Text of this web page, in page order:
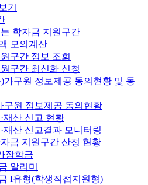
기
학자금 지원구간
모의계산
구간 정보 조회
구간 최신화 신청
가구원 정보제공 동의현황 및 동
구원 정보제공 동의현황
재산 신고 현황
재산 신고결과 모니터링
금 지원구간 산정 현황
장학금
알리미
I유형(학생직접지원형)